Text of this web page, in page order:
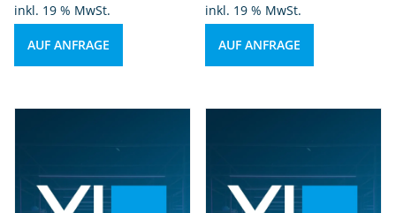
inkl. 19 % MwSt.
AUF ANFRAGE
inkl. 19 % MwSt.
AUF ANFRAGE